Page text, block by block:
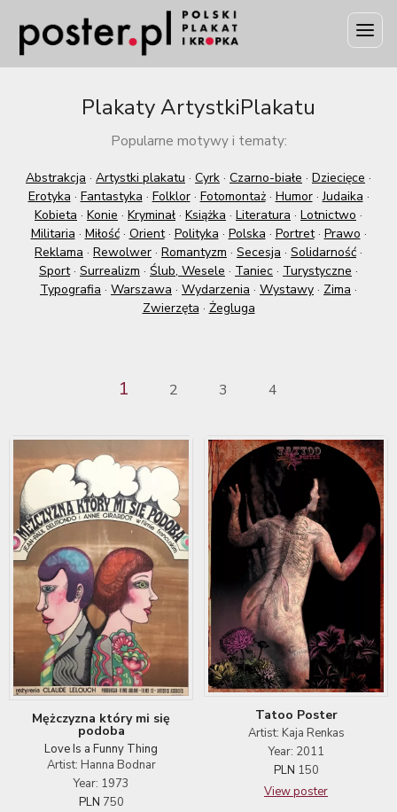
Plakaty ArtystkiPlakatu
Popularne motywy i tematy:
Abstrakcja · Artystki plakatu · Cyrk · Czarno-białe · Dziecięce ·
Erotyka · Fantastyka · Folklor· Fotomontaż· Humor·Judaika ·
Kobieta · Konie · Kryminał · Książka · Literatura · Lotnictwo ·
Militaria · Miłość· Orient· Polityka · Polska · Portret· Prawo ·
Reklama · Rewolwer · Romantyzm · Secesja · Solidarność ·
Sport· Surrealizm · Ślub, Wesele · Taniec · Turystyczne ·
Typografia · Warszawa · Wydarzenia · Wystawy · Zima ·
Zwierzęta · Żegluga
1 2 3 4
Mężczyzna który mi się
podoba
Love Is a Funny Thing
Artist: Hanna Bodnar
Year: 1973
PLN 750
Tatoo Poster
Artist: Kaja Renkas
Year: 2011
PLN 150
View poster